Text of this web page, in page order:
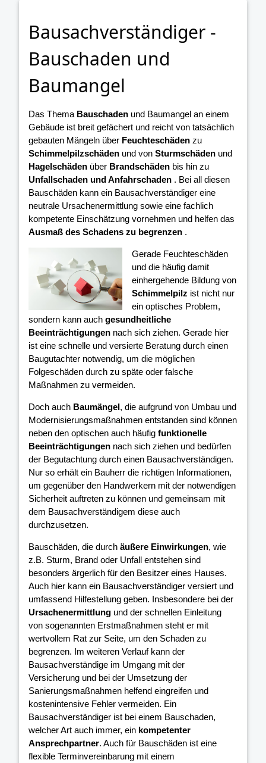
Bausachverständiger -
Bauschaden und
Baumangel
Das Thema Bauschaden und Baumangel an einem
Gebäude ist breit gefächert und reicht von tatsächlich
gebauten Mängeln über Feuchteschäden zu
Schimmelpilzschäden und von Sturmschäden und
Hagelschäden über Brandschäden bis hin zu
Unfallschaden und Anfahrschaden . Bei all diesen
Bauschäden kann ein Bausachverständiger eine
neutrale Ursachenermittlung sowie eine fachlich
kompetente Einschätzung vornehmen und helfen das
Ausmaß des Schadens zu begrenzen .
Gerade Feuchteschäden
und die häufig damit
einhergehende Bildung von
Schimmelpilz ist nicht nur
ein optisches Problem,
sondern kann auch gesundheitliche
Beeinträchtigungen nach sich ziehen. Gerade hier
ist eine schnelle und versierte Beratung durch einen
Baugutachter notwendig, um die möglichen
Folgeschäden durch zu späte oder falsche
Maßnahmen zu vermeiden.
Doch auch Baumängel, die aufgrund von Umbau und
Modernisierungsmaßnahmen entstanden sind können
neben den optischen auch häufig funktionelle
Beeinträchtigungen nach sich ziehen und bedürfen
der Begutachtung durch einen Bausachverständigen.
Nur so erhält ein Bauherr die richtigen Informationen,
um gegenüber den Handwerkern mit der notwendigen
Sicherheit auftreten zu können und gemeinsam mit
dem Bausachverständigem diese auch
durchzusetzen.
Bauschäden, die durch äußere Einwirkungen, wie
z.B. Sturm, Brand oder Unfall entstehen sind
besonders ärgerlich für den Besitzer eines Hauses.
Auch hier kann ein Bausachverständiger versiert und
umfassend Hilfestellung geben. Insbesondere bei der
Ursachenermittlung und der schnellen Einleitung
von sogenannten Erstmaßnahmen steht er mit
wertvollem Rat zur Seite, um den Schaden zu
begrenzen. Im weiteren Verlauf kann der
Bausachverständige im Umgang mit der
Versicherung und bei der Umsetzung der
Sanierungsmaßnahmen helfend eingreifen und
kostenintensive Fehler vermeiden. Ein
Bausachverständiger ist bei einem Bauschaden,
welcher Art auch immer, ein kompetenter
Ansprechpartner. Auch für Bauschäden ist eine
flexible Terminvereinbarung mit einem